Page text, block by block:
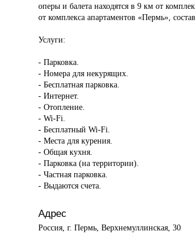
оперы и балета находятся в 9 км от
от комплекса апартаментов «Пермь»,
Услуги:
- Парковка.
- Номера для некурящих.
- Бесплатная парковка.
- Интернет.
- Отопление.
- Wi-Fi.
- Бесплатный Wi-Fi.
- Места для курения.
- Общая кухня.
- Парковка (на территории).
- Частная парковка.
- Выдаются счета.
Адрес
Россия, г. Пермь, Верхнемуллинская, 30